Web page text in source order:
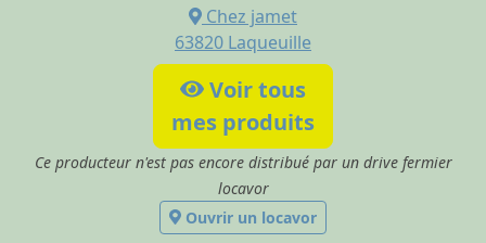
Chez jamet
63820 Laqueuille
Voir tous
mes produits
Ce producteur n'est pas encore distribué par un drive fermier
locavor
Ouvrir un locavor